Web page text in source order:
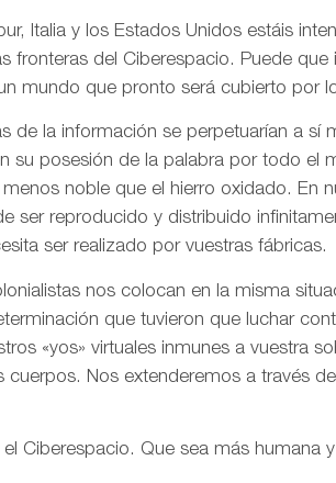
Italia y los Estados Unidos estáis
fronteras del Ciberespacio. Puede
mundo que pronto será cubierto por
de la información se perpetuarían a sí
su posesión de la palabra por todo el
noble que el hierro oxidado. En
ser reproducido y distribuido
ser realizado por vuestras fábricas.
nos colocan en la misma
que tuvieron que luchar
«yos» virtuales inmunes a vuestra
Nos extenderemos a través
Ciberespacio. Que sea más humana